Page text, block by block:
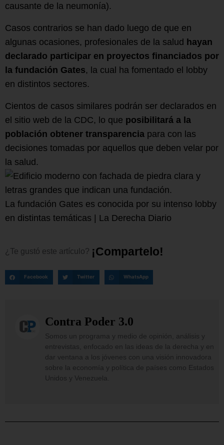
causante de la neumonía).
Casos contrarios se han dado luego de que en
algunas ocasiones, profesionales de la salud hayan
declarado participar en proyectos financiados por
la fundación Gates, la cual ha fomentado el lobby
en distintos sectores.
Cientos de casos similares podrán ser declarados en
el sitio web de la CDC, lo que posibilitará a la
población obtener transparencia para con las
decisiones tomadas por aquellos que deben velar por
la salud.
La fundación Gates es conocida por su intenso lobby
en distintas temáticas | La Derecha Diario
¿Te gustó este artículo? ¡Compartelo!
Facebook Twitter WhatsApp
Contra Poder 3.0
Somos un programa y medio de opinión, análisis y
entrevistas, enfocado en las ideas de la derecha y en
dar ventana a los jóvenes con una visión innovadora
sobre la economía y política de países como Estados
Unidos y Venezuela.